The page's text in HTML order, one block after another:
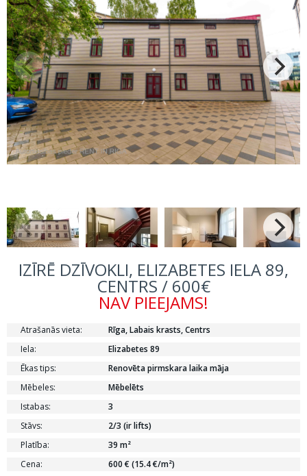
IZĪRĒ DZĪVOKLI, ELIZABETES IELA 89,
CENTRS / 600€
NAV PIEEJAMS!
Atrašanās vieta:
Rīga, Labais krasts, Centrs
Iela:
Elizabetes 89
Ēkas tips:
Renovēta pirmskara laika māja
Mēbeles:
Mēbelēts
Istabas:
3
Stāvs:
2/3 (ir lifts)
Platība:
39 m²
Cena:
600 € (15.4 €/m²)